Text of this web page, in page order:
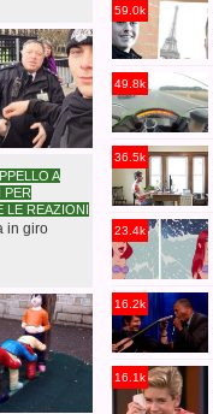
59.0k
49.8k
36.5k
23.4k
16.2k
16.1k
A
PER
LE REAZIONI
in giro